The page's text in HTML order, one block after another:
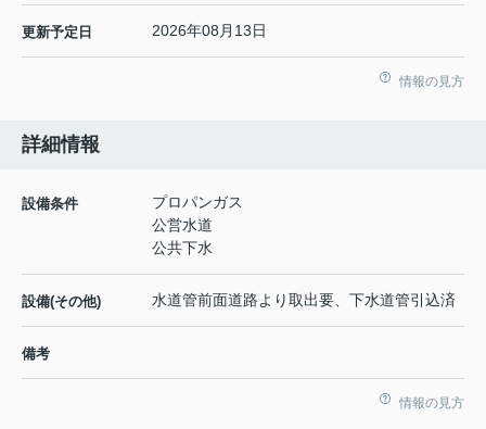
更新予定日 2026年08月13日
情報の見方
詳細情報
設備条件
プロパンガス
公営水道
公共下水
設備(その他) 水道管前面道路より取出要、下水道管引込済
備考
情報の見方